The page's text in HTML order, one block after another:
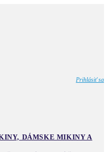
Prihlásiť sa
DÁMSKE MIKINY A